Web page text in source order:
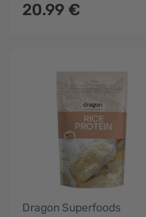
20.99 €
Dragon Superfoods